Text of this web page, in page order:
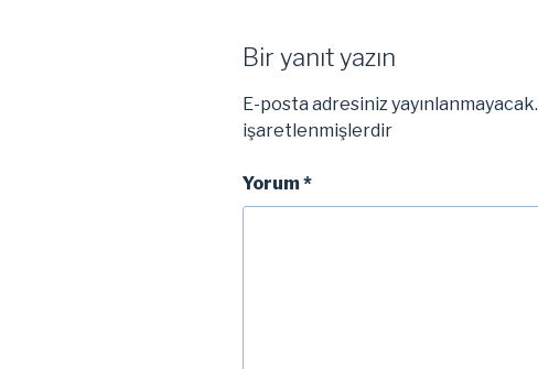
Bir yanıt yazın
E-posta adresiniz yayınlanmayacak.
işaretlenmişlerdir
Yorum*